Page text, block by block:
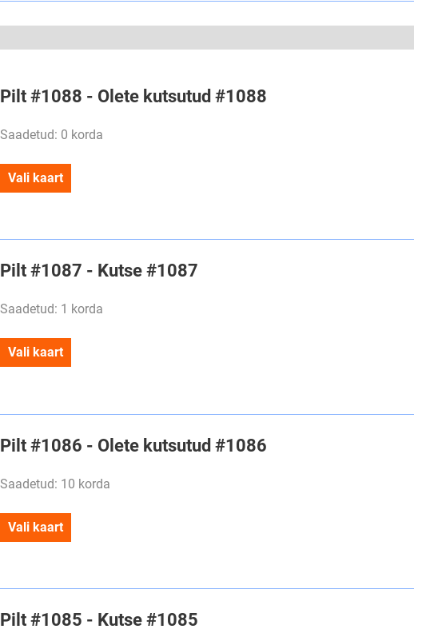
Pilt #1088 - Olete kutsutud #1088
Saadetud: 0 korda
Vali kaart
Pilt #1087 - Kutse #1087
Saadetud: 1 korda
Vali kaart
Pilt #1086 - Olete kutsutud #1086
Saadetud: 10 korda
Vali kaart
Pilt #1085 - Kutse #1085